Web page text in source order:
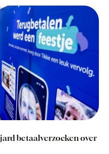
betaalverzoeken over